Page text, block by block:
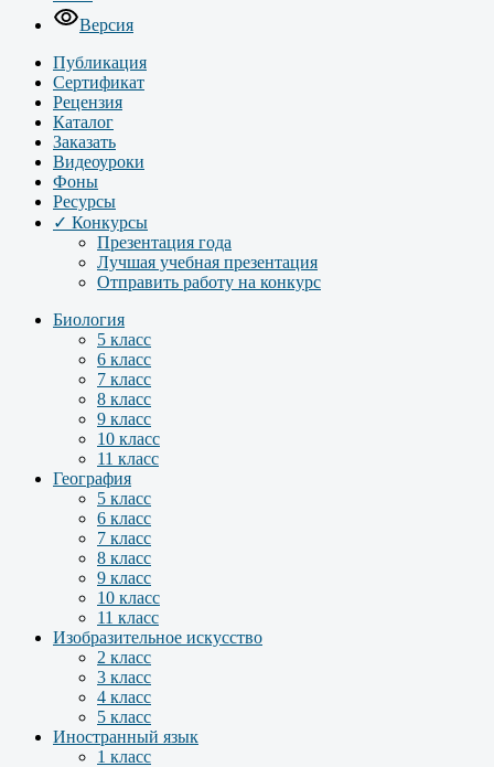
Версия
Публикация
Сертификат
Рецензия
Каталог
Заказать
Видеоуроки
Фоны
Ресурсы
✓ Конкурсы
Презентация года
Лучшая учебная презентация
Отправить работу на конкурс
Биология
5 класс
6 класс
7 класс
8 класс
9 класс
10 класс
11 класс
География
5 класс
6 класс
7 класс
8 класс
9 класс
10 класс
11 класс
Изобразительное искусство
2 класс
3 класс
4 класс
5 класс
Иностранный язык
1 класс